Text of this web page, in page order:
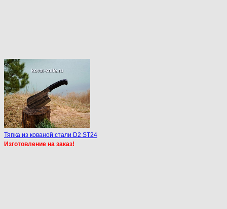
Тяпка из кованой стали D2 ST24
Изготовление на заказ!